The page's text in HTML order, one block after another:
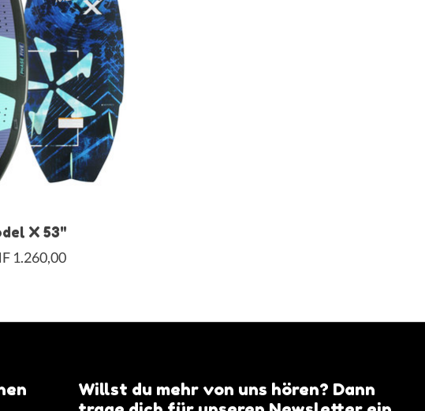
X 53"
1.260,00
Willst du mehr von uns hören? Dann